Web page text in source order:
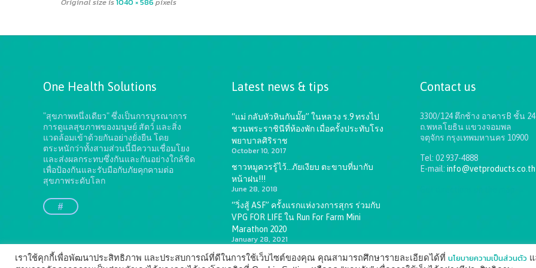
One Health Solutions
"สุขภาพหนึ่งเดียว" ซึ่งเป็นการบูรณาการ
การดูแลสุขภาพของมนุษย์ สัตว์ และสิ่ง
แวดล้อมเข้าด้วยกันอย่างยั่งยืนโดย
ตระหนักว่าทั้งสามส่วนนี้มีความเชื่อมโยง
และส่งผลกระทบซึ่งกันและกันอย่างใกล้ชิด
เพื่อป้องกันและรับมือกับภัยคุกคามต่อ
สุขภาพระดับโลก
#
Latest news & tips
“แม่ กลับหัวหินกันมั๊ย” ในหลวง ร.9 ทรงไป
ชวนพระราชินีที่ห้องพัก เมื่อครั้งประทับโรง
พยาบาลศิริราช
October 10, 2017
ชาวหมูควรรู้ไว้…ภัยเงียบ ตะขาบที่มากับ
หน้าฝน!!!
June 28, 2018
“วิ่งสู้ ASF” ครั้งแรกแห่งวงการสุกร ร่วมกับ
VPG FOR LIFE ใน Run For Farm Mini
Marathon 2020
January 28, 2021
Contact us
3300/124 ตึกช้าง อาคารB ชั้น 24
ถ.พหลโยธิน แขวงจอมพล
จตุจักร กรุงเทพมหานคร 10900
Tel: 02 937-4888
E-mail: info@vetproducts.co.th
เราใช้คุกกี้เพื่อพัฒนาประสิทธิภาพ และประสบการณ์ที่ดีในการใช้เว็บไซต์ของคุณ คุณสามารถศึกษารายละเอียดได้ที่ นโยบายความเป็นส่วนตัว